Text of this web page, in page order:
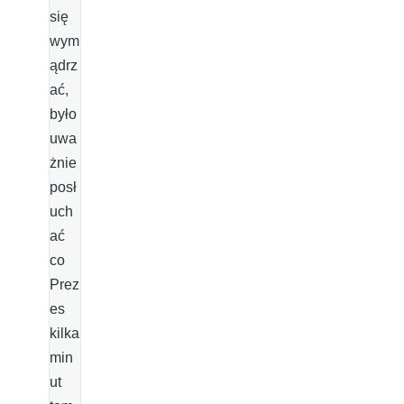
się
wym
ądrz
ać,
było
uwa
żnie
posł
uch
ać
co
Prez
es
kilka
min
ut